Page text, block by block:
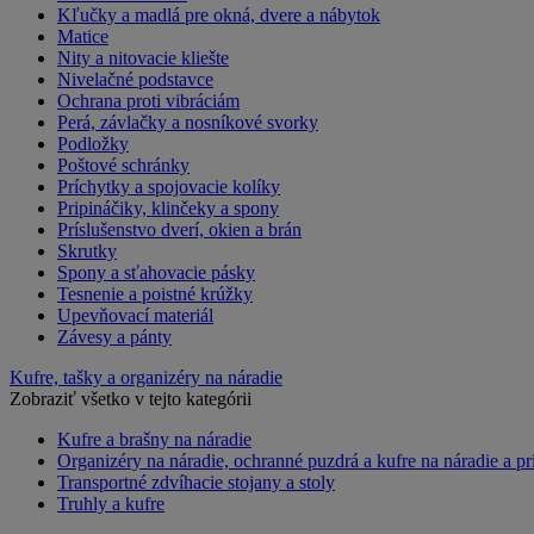
Kľučky a madlá pre okná, dvere a nábytok
Matice
Nity a nitovacie kliešte
Nivelačné podstavce
Ochrana proti vibráciám
Perá, závlačky a nosníkové svorky
Podložky
Poštové schránky
Príchytky a spojovacie kolíky
Pripináčiky, klinčeky a spony
Príslušenstvo dverí, okien a brán
Skrutky
Spony a sťahovacie pásky
Tesnenie a poistné krúžky
Upevňovací materiál
Závesy a pánty
Kufre, tašky a organizéry na náradie
Zobraziť všetko v tejto kategórii
Kufre a brašny na náradie
Organizéry na náradie, ochranné puzdrá a kufre na náradie a
Transportné zdvíhacie stojany a stoly
Truhly a kufre